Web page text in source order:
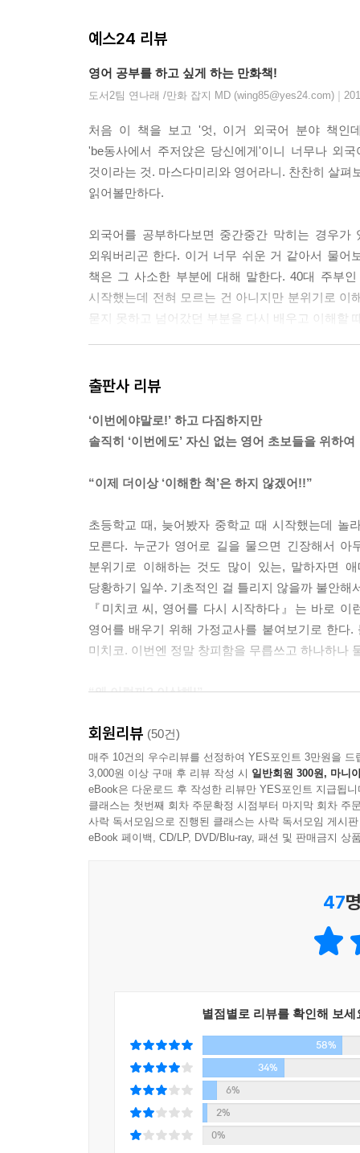
예스24 리뷰
영어 공부를 하고 싶게 하는 만화책!
도서2팀 연나래 /만화 잡지 MD (wing85@yes24.com) |
처음 이 책을 보고 '엇, 이거 외국어 분야 책인
'be동사에서 주저앉은 당신에게'이니 너무나 외
것이라는 것. 마스다미리와 영어라니. 찬찬히 살
읽어볼만하다.
외국어를 공부하다보면 중간중간 막히는 경우
외워버리곤 한다. 이거 너무 쉬운 거 같아서 물어
책은 그 사소한 부분에 대해 말한다. 40대 주부
시작했는데 전혀 모르는 건 아니지만 분위기로
묻지 못하고 넘어갔던 부분을 다시 배우고 이해할
오히려 어떻게든 '알려고'했지만, 어딘가에 '걸리
미치코씨는 영어의 어순을 롤케이크에 비유한
있어 처음 단계에서 하고자 하는 말을 어느 정
정도 정하고 시작하는 측면이 있고 일본어는 일단
마흔 살을 계기로 '영어'를 공부하기 시작했고
배운다는 것 이해한다는 것은 사소한 발견일
것이었습니다 ---p.198
미치코씨는 영어를 학교에서 하나의 과목으로
말한다. 영어도 언어이니 그 나라 사람을 이해하
공부의 의미를 다시 생각해보게 해줄 것이다.
출판사 리뷰
‘이번에야말로!’ 하고 다짐하지만
솔직히 ‘이번에도’ 자신 없는 영어 초보들을 위하여
“이제 더이상 ‘이해한 척’은 하지 않겠어!!”
초등학교 때, 늦어봤자 중학교 때 시작했는데 놀
모른다. 누군가 영어로 길을 물으면 긴장해서
분위기로 이해하는 것도 많이 있는, 말하자면
당황하기 일쑤. 기초적인 걸 틀리지 않을까 불안
『미치코 씨, 영어를 다시 시작하다』는 바로
영어를 배우기 위해 가정교사를 붙여보기로 한다
미치코. 이번엔 정말 창피함을 무릅쓰고 하나하나
“왜 이럴까? 이상해!”
많은 영어 고수들은 암기를 최고의 영어공부 방
하는 방법이기도 하다. 때로는 “이건 왜 이럴까”
그런 사람이다. “어차피 한 개란 게 빤히 보이는
일일이 질문을 던진다. “왜? 이상해!”
진도는 잘 나가지 않겠지만 자꾸자꾸 멈추는 이
만화 속에서 진행되는 느슨한 속도의 강의는 아
아니라 국내에서도 많은 팬을 보유하고 있다. 해
제대로 공부해보기로 결심했다는 마스다 미리.
사랑하는 팬들은 마스다 미리와 영어공부의 만남
이 책은 ‘영어 학습서’인 동시에 기존 마스다 미
가르치는 가정교사의 고민과 드라마가 영어공부
회원리뷰 (50건)
매주 10건의 우수리뷰를 선정하여 YES포인트 3만원을 드
3,000원 이상 구매 후 리뷰 작성 시 일반회원 300원, 마니
eBook은 다운로드 후 작성한 리뷰만 YES포인트 지급됩니
클래스는 첫번째 회차 주문확정 시점부터 마지막 회차 주
사락 독서모임으로 진행된 클래스는 사락 독서모임 게시
eBook 페이백, CD/LP, DVD/Blu-ray, 패션 및 판매금지 상
47
별점별로 리뷰를 확인해 보세
58%
34%
6%
2%
0%